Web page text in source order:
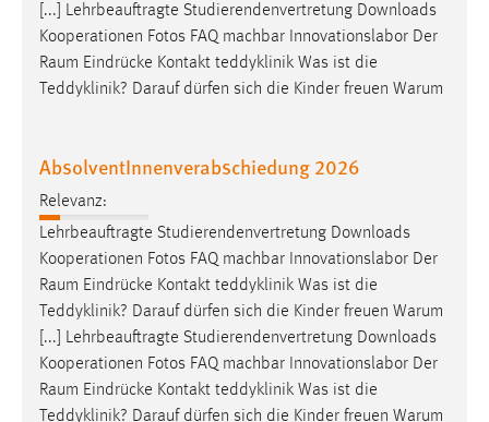
[...] Lehrbeauftragte Studierendenvertretung Downloads
Kooperationen Fotos FAQ machbar Innovationslabor Der
Raum Eindrücke Kontakt teddyklinik Was ist die
Teddyklinik? Darauf dürfen sich die Kinder freuen Warum
AbsolventInnenverabschiedung 2026
Relevanz:
Lehrbeauftragte Studierendenvertretung Downloads
Kooperationen Fotos FAQ machbar Innovationslabor Der
Raum Eindrücke Kontakt teddyklinik Was ist die
Teddyklinik? Darauf dürfen sich die Kinder freuen Warum
[...] Lehrbeauftragte Studierendenvertretung Downloads
Kooperationen Fotos FAQ machbar Innovationslabor Der
Raum Eindrücke Kontakt teddyklinik Was ist die
Teddyklinik? Darauf dürfen sich die Kinder freuen Warum